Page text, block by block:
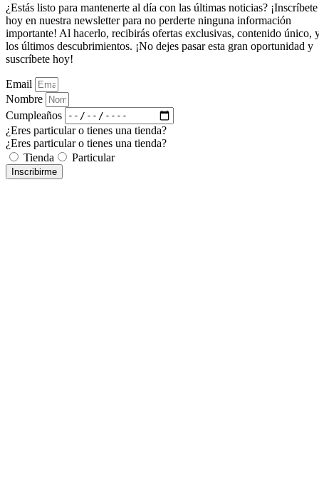
¿Estás listo para mantenerte al día con las últimas noticias? ¡Inscríbete
hoy en nuestra newsletter para no perderte ninguna información
importante! Al hacerlo, recibirás ofertas exclusivas, contenido único,
los últimos descubrimientos. ¡No dejes pasar esta gran oportunidad y
suscríbete hoy!
Email
Nombre
Cumpleaños
¿Eres particular o tienes una tienda?
¿Eres particular o tienes una tienda?
Tienda
Particular
Inscribirme